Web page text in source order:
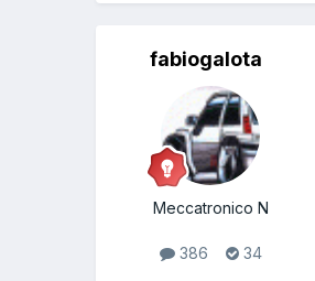
fabiogalota
Meccatronico N
386 34